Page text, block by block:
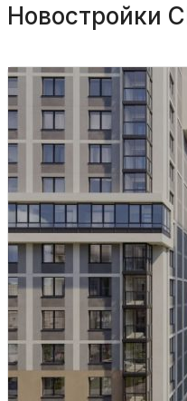
Новостройки